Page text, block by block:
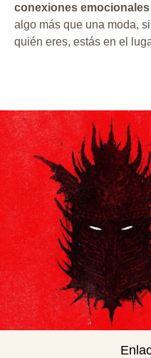
conexiones
algo más que una moda,
quién eres, estás en el